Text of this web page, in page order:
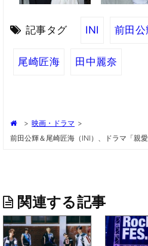
記事タグ INI 前田公
尾崎匠海 田中麗奈
> 映画・ドラマ >
前田公輝＆尾崎匠海（INI）、ドラマ「親
関連する記事